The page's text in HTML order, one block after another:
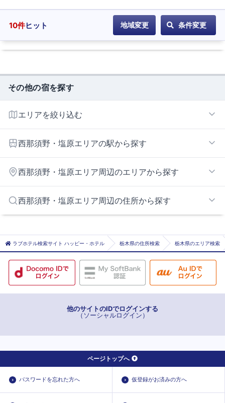
10件ヒット 地域変更 条件変更
その他の宿を探す
エリアを絞り込む
西那須野・塩原エリアの駅から探す
西那須野
西那須野・塩原エリア周辺のエリアから探す
矢板インターエリア
西那須野・塩原エリア周辺の住所から探す
西白河郡西郷村
ラブホテル検索サイト ハッピー・ホテル 栃木県の住所検索 栃木県のエリア検索
他のサイトのIDでログインする
（ソーシャルログイン）
ページトップへ
パスワードを忘れた方へ 仮登録がお済みの方へ